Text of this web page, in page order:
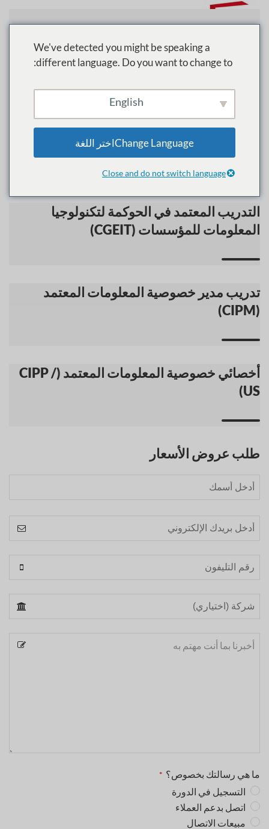
IAPP
التدريب المعتمد في الحوكمة لتكنولوجيا
المعلومات للمؤسسات (CGEIT)
تدريب مدير خصوصية المعلومات المعتمد
(CIPM)
أخصائي خصوصية المعلومات المعتمد (CIPP /
US)
طلب عروض الأسعار
ما هي رسالتك بخصوص؟ *
التسجيل في الدورة
اتصل بدعم العملاء
مبيعات الاتصال
We've detected you might be speaking a
different language. Do you want to change to:
English
Change Languageاختر اللغة
Close and do not switch language